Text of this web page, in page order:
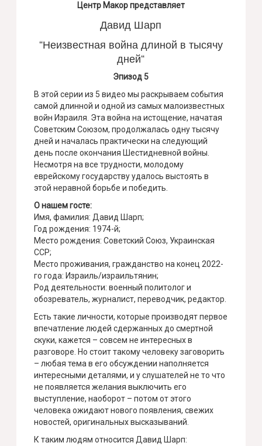
Центр Макор представляет
Давид Шарп
“Неизвестная война длиной в тысячу
дней“
Эпизод 5
В этой серии из 5 видео ​​мы раскрываем события
самой длинной и одной из самых малоизвестных
войн Израиля. Эта война на истощение, начатая
Советским Союзом, продолжалась одну тысячу
дней и началась практически на следующий
день после окончания Шестидневной войны.
Несмотря на все трудности, молодому
еврейскому государству удалось выстоять в
этой неравной борьбе и победить.
О нашем госте:
Имя, фамилия: Давид Шарп;
Год рождения: 1974-й;
Место рождения: Советский Союз, Украинская
ССР;
Место проживания, гражданство на конец 2022-
го года: Израиль/израильтянин;
Род деятельности: военный политолог и
обозреватель, журналист, переводчик, редактор.
Есть такие личности, которые производят первое
впечатление людей сдержанных до смертной
скуки, кажется – совсем не интересных в
разговоре. Но стоит такому человеку заговорить
– любая тема в его обсуждении наполняется
интересными деталями, и у слушателей не то что
не появляется желания выключить его
выступление, наоборот – потом от этого
человека ожидают нового появления, свежих
новостей, оригинальных высказываний.
К таким людям относится Давид Шарп: